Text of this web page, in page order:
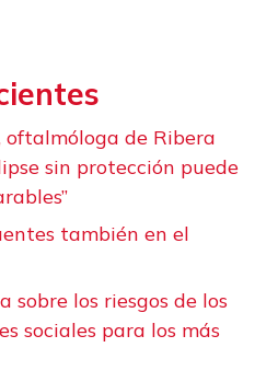
oftalmóloga de Ribera
sin protección puede
también en el
sobre los riesgos de los
sociales para los más